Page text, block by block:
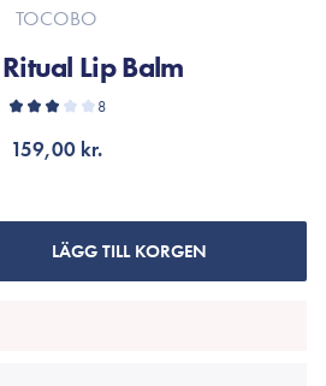
TOCOBO
Lip Balm
8
159,00 kr.
LÄGG TILL KORGEN